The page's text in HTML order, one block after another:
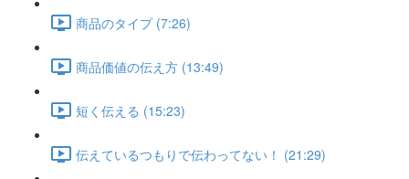
商品のタイプ (7:26)
商品価値の伝え方 (13:49)
短く伝える (15:23)
伝えているつもりで伝わってない！ (21:29)